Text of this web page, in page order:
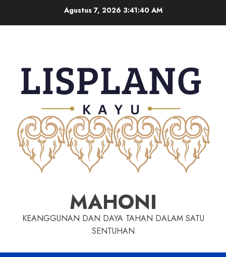
Agustus 7, 2026 3:41:40 AM
MAHONI
KEANGGUNAN DAN DAYA TAHAN DALAM SATU
SENTUHAN